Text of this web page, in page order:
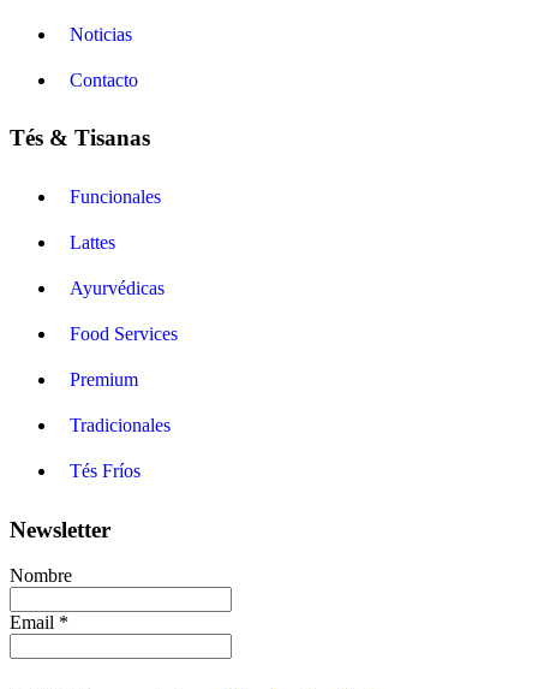
Noticias
Contacto
Tés & Tisanas
Funcionales
Lattes
Ayurvédicas
Food Services
Premium
Tradicionales
Tés Fríos
Newsletter
Nombre
Email *